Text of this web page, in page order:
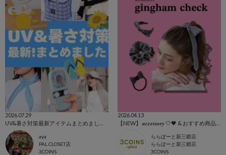
2026.07.29
aya
PAL CLOSET店
3COINS
2026.04.13
ららぽーと新三郷店
ららぽーと新三郷店
3COINS